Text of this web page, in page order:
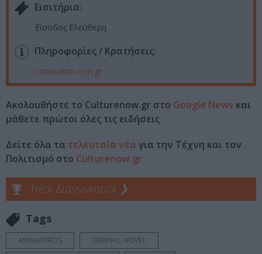
Eισιτήρια:
Είσοδος Ελεύθερη
Πληροφορίες / Κρατήσεις:
comicdom-con.gr
Ακολουθήστε το Culturenow.gr στο Google News και
μάθετε πρώτοι όλες τις ειδήσεις
Δείτε όλα τα τελευταία νέα για την Τέχνη και τον
Πολιτισμό στο Culturenow.gr
Νέοι Διαγωνισμοί ❯
Tags
ANIMASYROS
GRAPHIC NOVEL